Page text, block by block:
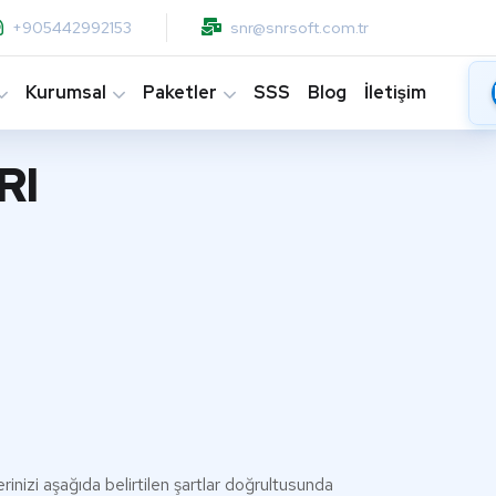
+905442992153 snr@snrsoft.com.tr
Kurumsal Paketler SSS Blog İletişim
aşağıda belirtilen şartlar doğrultusunda